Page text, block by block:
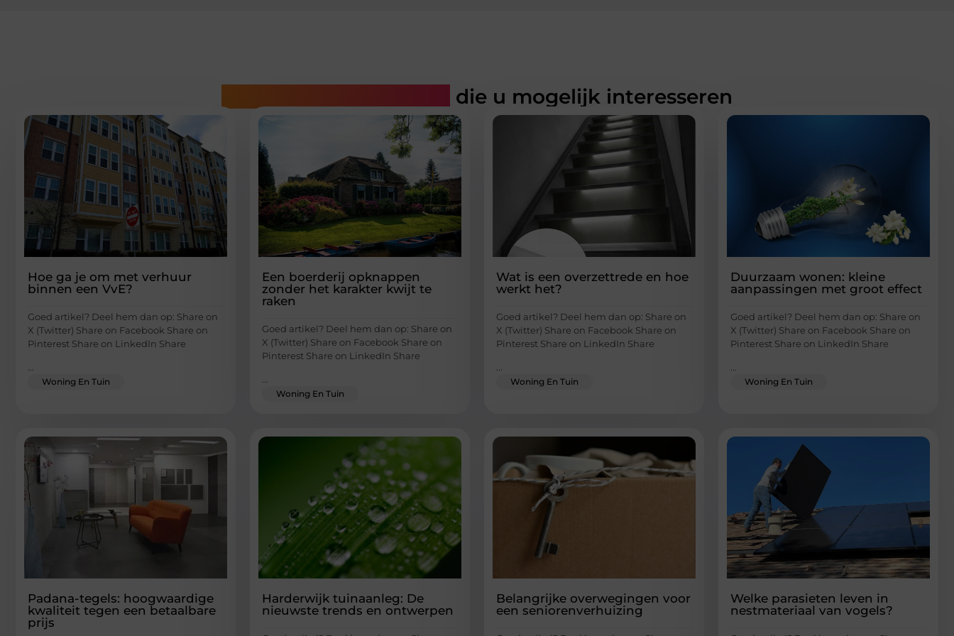
die u mogelijk interesseren
Hoe ga je om met verhuur
binnen een VvE?
Goed artikel? Deel hem dan op: Share on
X (Twitter) Share on Facebook Share on
Pinterest Share on LinkedIn Share
...
Woning En Tuin
Een boerderij opknappen
zonder het karakter kwijt te
raken
Goed artikel? Deel hem dan op: Share on
X (Twitter) Share on Facebook Share on
Pinterest Share on LinkedIn Share
...
Woning En Tuin
Wat is een overzettrede en hoe
werkt het?
Goed artikel? Deel hem dan op: Share on
X (Twitter) Share on Facebook Share on
Pinterest Share on LinkedIn Share
...
Woning En Tuin
Duurzaam wonen: kleine
aanpassingen met groot effect
Goed artikel? Deel hem dan op: Share on
X (Twitter) Share on Facebook Share on
Pinterest Share on LinkedIn Share
...
Woning En Tuin
Padana-tegels: hoogwaardige
kwaliteit tegen een betaalbare
prijs
Harderwijk tuinaanleg: De
nieuwste trends en ontwerpen
Belangrijke overwegingen voor
een seniorenverhuizing
Welke parasieten leven in
nestmateriaal van vogels?